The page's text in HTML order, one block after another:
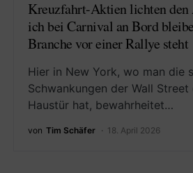
Kreuzfahrt-Aktien lichten
ich bei Carnival an Bord
Branche vor einer Rallye steht
Hier in New York, wo man die
Schwankungen der Wall
Haustür hat, bewahrheitet…
von Tim Schäfer 18. April 2026